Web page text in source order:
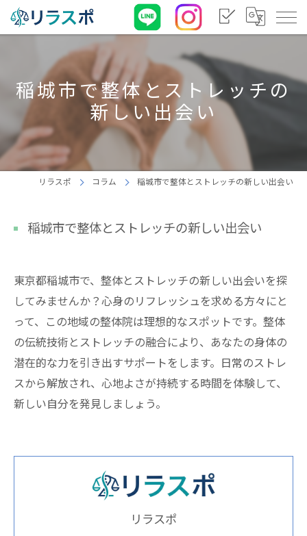
稲城市で整体とストレッチの
新しい出会い
リラスポ コラム 稲城市で整体とストレッチの新しい出会い
稲城市で整体とストレッチの新しい出会い
東京都稲城市で、整体とストレッチの新しい出会いを探
してみませんか？心身のリフレッシュを求める方々にと
って、この地域の整体院は理想的なスポットです。整体
の伝統技術とストレッチの融合により、あなたの身体の
潜在的な力を引き出すサポートをします。日常のストレ
スから解放され、心地よさが持続する時間を体験して、
新しい自分を発見しましょう。
リラスポ